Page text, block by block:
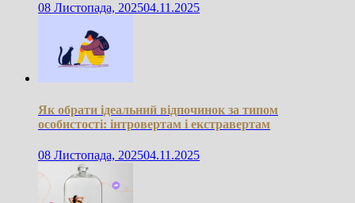
08 Листопада, 202504.11.2025
Як обрати ідеальний відпочинок за типом
особистості: інтровертам і екстравертам
08 Листопада, 202504.11.2025